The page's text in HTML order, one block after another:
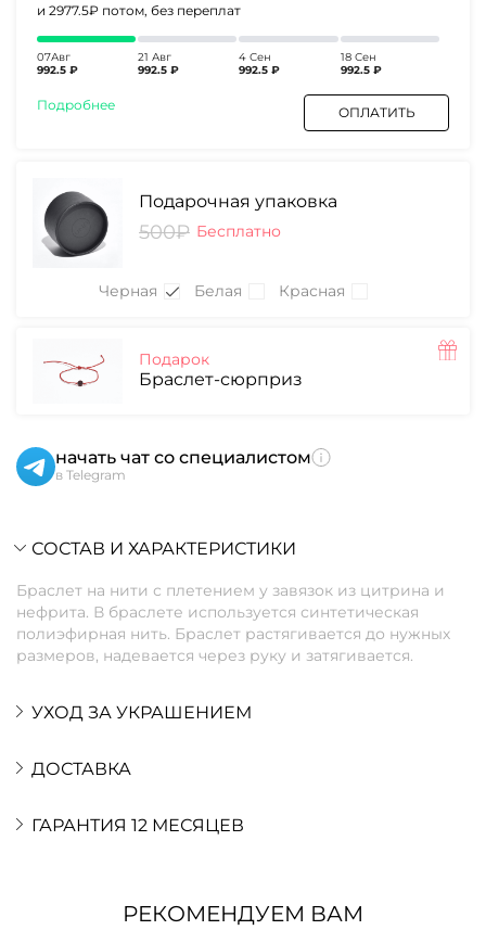
и 2977.5₽ потом, без переплат
07Авг
992.5 ₽
21 Авг
992.5 ₽
4 Сен
992.5 ₽
18 Сен
992.5 ₽
Подробнее ОПЛАТИТЬ
Подарочная упаковка
500₽ Бесплатно
Черная Белая Красная
Подарок
Браслет-сюрприз
начать чат со специалистом
в Telegram
СОСТАВ И ХАРАКТЕРИСТИКИ
Браслет на нити с плетением у завязок из цитрина и
нефрита. В браслете используется синтетическая
полиэфирная нить. Браслет растягивается до нужных
размеров, надевается через руку и затягивается.
УХОД ЗА УКРАШЕНИЕМ
ДОСТАВКА
ГАРАНТИЯ 12 МЕСЯЦЕВ
РЕКОМЕНДУЕМ ВАМ